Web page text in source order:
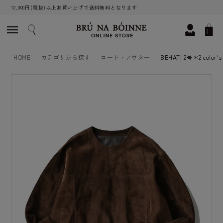
12,000円(税抜)以上お買い上げで送料無料となります
HOME カテゴリから探す コート・アウター BEHATI 2号＊2 color's